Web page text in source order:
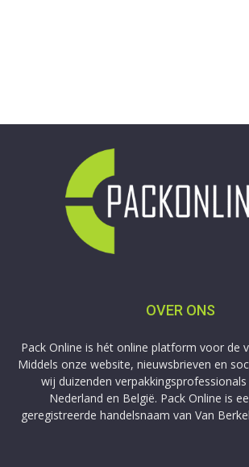
OVER ONS
Pack Online is hét online platform voor de
Middels onze website, nieuwsbrieven en
wij duizenden
Nederland en België. Pack Online is
geregistreerde handelsnaam van Van